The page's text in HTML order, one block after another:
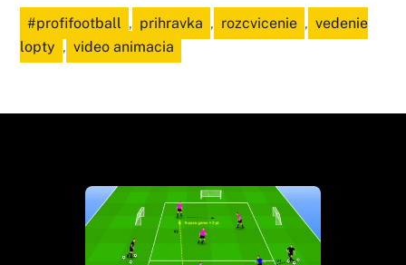
#profifootball , prihravka , rozcvicenie , vedenie
lopty , video animacia